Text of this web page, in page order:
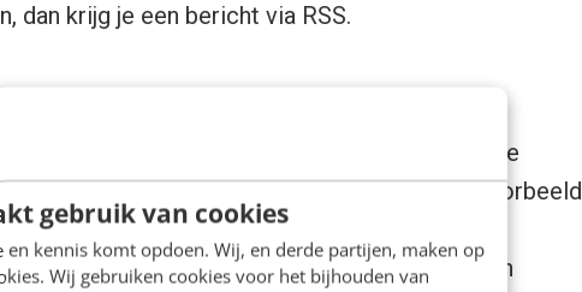
gebruik van cookies
kennis komt opdoen. Wij, en derde partijen, maken op
Wij gebruiken cookies voor het bijhouden van
dan krijg je een bericht via RSS.
waarmee je RSS-feeds van verschillende
tot één nieuwe RSS-feed. Dat kan bijvoorbeeld
,Feedcombine.co.uk
de sportfeeds van de kranten samen tot een